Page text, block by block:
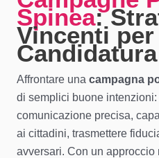
Spinea:
Vincenti per
Candidatura
Affrontare una campagna
di semplici buone
comunicazione precisa,
ai cittadini, trasmettere
avversari. Con un approccio